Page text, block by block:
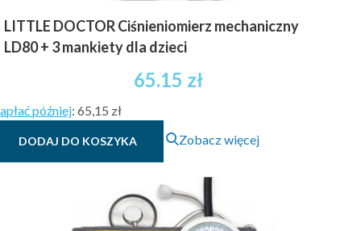
LITTLE DOCTOR Ciśnieniomierz mechaniczny
LD80 + 3 mankiety dla dzieci
65.15 zł
później: 65,15 zł
DODAJ DO KOSZYKA Zobacz więcej